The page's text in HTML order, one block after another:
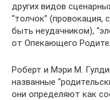
других видов
“толчок”
быть неудачником),
от Опекающего
Роберт и Мэри М.
названные
они определяют как